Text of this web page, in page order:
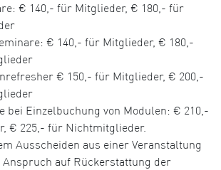
€ 140,- für Mitglieder, € 180,- für
€ 140,- für Mitglieder, € 180,-
€ 150,- für Mitglieder, € 200,-
bei Einzelbuchung von Modulen: € 210,-
€ 225,- für Nichtmitglieder.
Ausscheiden aus einer Veranstaltung
Anspruch auf Rückerstattung der